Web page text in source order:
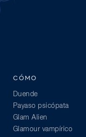
CÓMO
Duende
Payaso psicópata
Glam Alien
Glamour vampírico